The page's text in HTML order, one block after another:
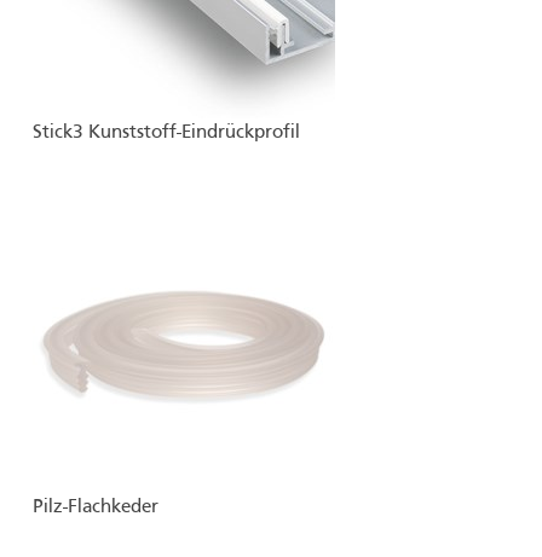
Stick3 Kunststoff-Eindrückprofil
Pilz-Flachkeder